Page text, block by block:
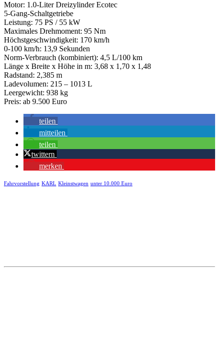
Motor: 1.0-Liter Dreizylinder Ecotec
5-Gang-Schaltgetriebe
Leistung: 75 PS / 55 kW
Maximales Drehmoment: 95 Nm
Höchstgeschwindigkeit: 170 km/h
0-100 km/h: 13,9 Sekunden
Norm-Verbrauch (kombiniert): 4,5 L/100 km
Länge x Breite x Höhe in m: 3,68 x 1,70 x 1,48
Radstand: 2,385 m
Ladevolumen: 215 – 1013 L
Leergewicht: 938 kg
Preis: ab 9.500 Euro
teilen
mitteilen
teilen
twittern
merken
Fahrvorstellung KARL Kleinstwagen unter 10.000 Euro